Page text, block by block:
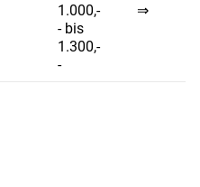
1.000,-
- bis
1.300,-
-
⇒